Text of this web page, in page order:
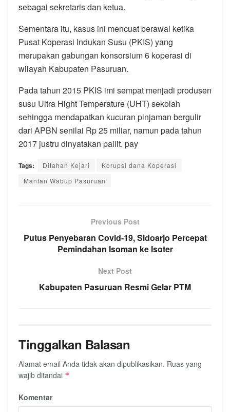
sebagai sekretaris dan ketua.
Sementara itu, kasus ini mencuat berawal ketika
Pusat Koperasi Indukan Susu (PKIS) yang
merupakan gabungan konsorsium 6 koperasi di
wilayah Kabupaten Pasuruan.
Pada tahun 2015 PKIS imi sempat menjadi produsen
susu Ultra Hight Temperature (UHT) sekolah
sehingga mendapatkan kucuran pinjaman bergulir
dari APBN senilai Rp 25 miliar, namun pada tahun
2017 justru dinyatakan pailit. pay
Tags: Ditahan Kejari
Korupsi dana Koperasi
Mantan Wabup Pasuruan
Previous Post
Putus Penyebaran Covid-19, Sidoarjo Percepat
Pemindahan Isoman ke Isoter
Next Post
Kabupaten Pasuruan Resmi Gelar PTM
Tinggalkan Balasan
Alamat email Anda tidak akan dipublikasikan. Ruas yang
wajib ditandai *
Komentar